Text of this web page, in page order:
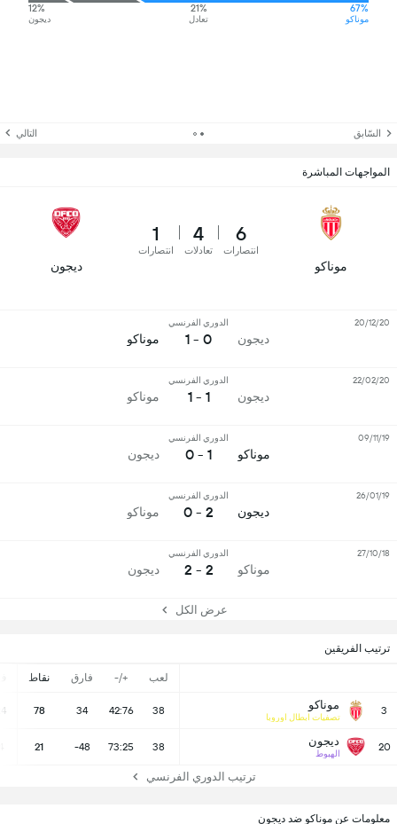
ترتيب الفريقين
لعب +/- فارق نقاط
3 موناكو
تصفيات ابطال اوروبا
38
42:76
34
78
20 ديجون
الهبوط
38
73:25
-48
21
ترتيب الدوري الفرنسي
67%
موناكو
21%
تعادل
12%
ديجون
السّابق التالي
المواجهات المباشرة
موناكو
6
انتصارات
4
تعادلات
1
انتصارات
ديجون
ديجون
الدوري الفرنسي
0 - 1 موناكو
20/12/20
ديجون
الدوري الفرنسي
1 - 1 موناكو
22/02/20
موناكو
الدوري الفرنسي
1 - 0 ديجون
09/11/19
ديجون
الدوري الفرنسي
2 - 0 موناكو
26/01/19
موناكو
الدوري الفرنسي
2 - 2 ديجون
27/10/18
عرض الكل
معلومات عن موناكو ضد ديجون